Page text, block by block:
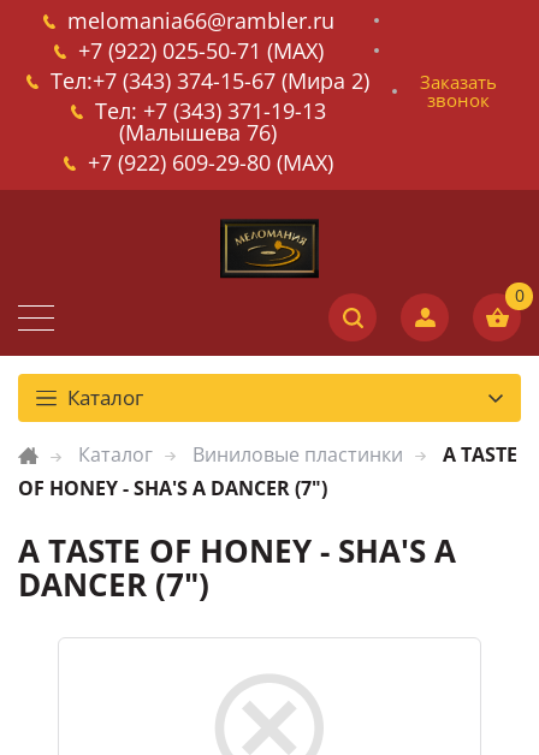
melomania66@rambler.ru
+7 (922) 025-50-71 (MAX)
Тел:+7 (343) 374-15-67 (Мира 2)
Тел: +7 (343) 371-19-13
(Малышева 76)
+7 (922) 609-29-80 (MAX)
Заказать
звонок
Каталог
Каталог Виниловые пластинки
A TASTE
OF HONEY - SHA'S A DANCER (7")
A TASTE OF HONEY - SHA'S A
DANCER (7")